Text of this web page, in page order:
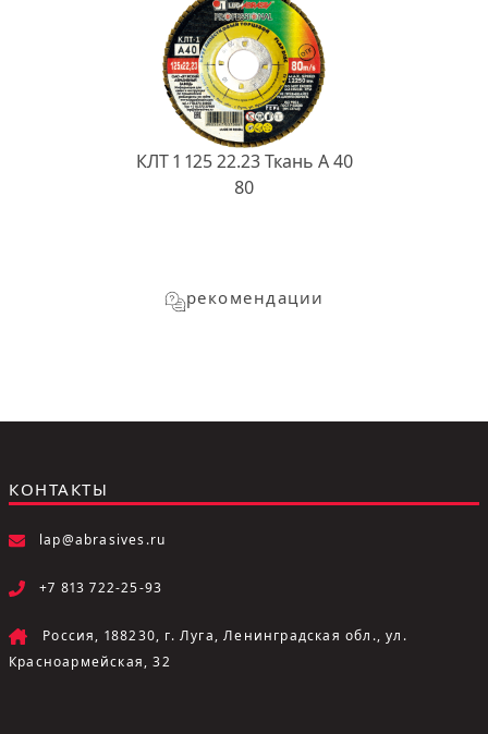
КЛТ 1 125 22.23 Ткань A 40
80
рекомендации
КОНТАКТЫ
lap@abrasives.ru
+7 813 722-25-93
Россия, 188230, г. Луга, Ленинградская обл., ул.
Красноармейская, 32